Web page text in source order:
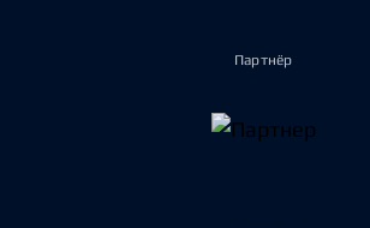
Партнёр